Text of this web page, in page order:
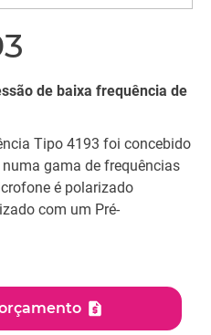
de baixa frequência de
Tipo 4193 foi concebido
gama de frequências
é polarizado
com um Pré-